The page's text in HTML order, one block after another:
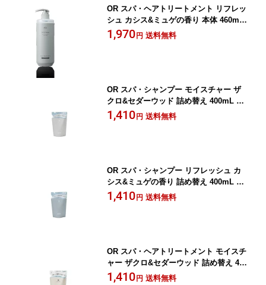
OR スパ・ヘアトリートメント リフレッ
シュ カシス&ミュゲの香り 本体 460mL
.. 送料無料
1,970 円 送料無料
OR スパ・シャンプー モイスチャー ザ
クロ&セダーウッド 詰め替え 400mL メ
ール便送料無料
1,410 円 送料無料
OR スパ・シャンプー リフレッシュ カ
シス&ミュゲの香り 詰め替え 400mL メ
ール便送料無料
1,410 円 送料無料
OR スパ・ヘアトリートメント モイスチ
ャー ザクロ&セダーウッド 詰め替え 40
0mL メール便送料無料
1,410 円 送料無料